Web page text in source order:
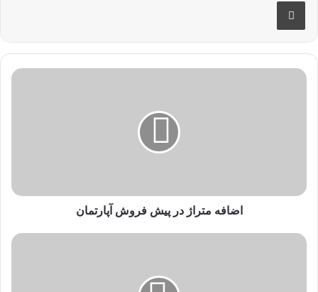
اضافه متراژ در پیش فروش آپارتمان